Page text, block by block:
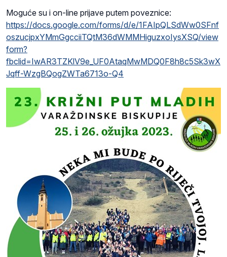
Moguće su i on-line prijave putem poveznice:
https://docs.google.com/forms/d/e/1FAIpQLSdWw0SFnf
oszucjpxYMmGgcciiTQtM36dWMMHiguzxoIysXSQ/view
form?
fbclid=IwAR3TZKlV9e_UF0AtaqMwMDQ0F8h8c5Sk3wX
Jqff-WzgBQogZWTa6713o-Q4